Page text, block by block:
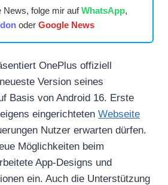
News, folge mir aufWhatsApp,
oder Google News
OnePlus offiziell
Version seines
Basis von Android 16. Erste
eingerichteten Webseite
Nutzer erwarten dürfen.
Möglichkeiten beim
App-Designs und
ein. Auch die Unterstützung